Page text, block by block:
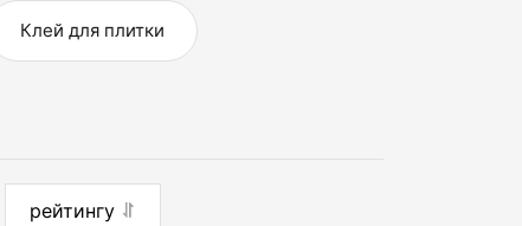
Клей для плитки
рейтингу